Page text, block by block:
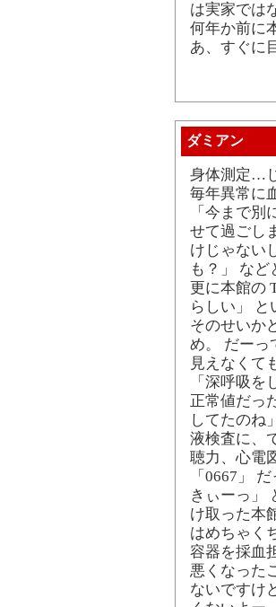
は実家では
何年か前に
あ、すぐに
ダミアン
身体測定…
毎年異常に
「今まで
せて過ごし
けじゃない
も？」 な
更に本館の
らしい」
そのせいか
め。 だーっ
見えなくて
「深呼吸
正常値だっ
してたのね
液検査に、
聴力、心電
「0667」
きぃーっ」
け取った本
はめちゃく
容器を採血
悪くなった
ないですけ